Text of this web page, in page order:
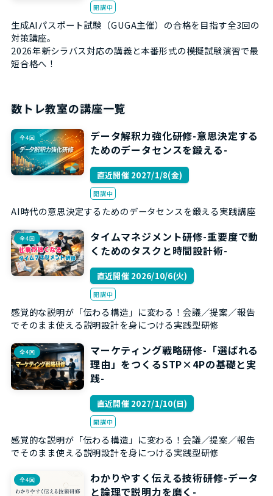
開講中
生成AIパスポート試験（GUGA主催）の合格を目指す全3回の
対策講座。
2026年新シラバス対応の講義と本番形式の模擬試験演習で最
短合格へ！
数トレ教室の講座一覧
全4回
データ解釈力強化研修-意思決定する
ためのデータセンスを鍛える-
直近開催 2027/1/8(金)
開講中
AI時代の意思決定するためのデータセンスを鍛える実践講座
全4回
タイムマネジメント研修-重要度で動
くためのタスクと時間設計術-
直近開催 2026/10/6(火)
開講中
感覚的な説明が「伝わる構造」に変わる！会議／提案／報告
でそのまま使える説明設計を身につける実践型研修
全4回
マーケティング戦略研修-「選ばれる
理由」をつくるSTP×4Pの基礎と実
践-
直近開催 2027/1/10(日)
開講中
感覚的な説明が「伝わる構造」に変わる！会議／提案／報告
でそのまま使える説明設計を身につける実践型研修
全4回
わかりやすく伝える技術研修-データ
と論理で説明力を磨く-